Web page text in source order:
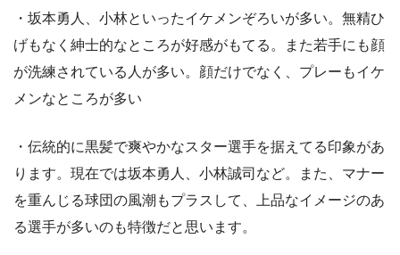
・坂本勇人、小林といったイケメンぞろいが多い。無精ひ
げもなく紳士的なところが好感がもてる。また若手にも顔
が洗練されている人が多い。顔だけでなく、プレーもイケ
メンなところが多い
・伝統的に黒髪で爽やかなスター選手を据えてる印象があ
ります。現在では坂本勇人、小林誠司など。また、マナー
を重んじる球団の風潮もプラスして、上品なイメージのあ
る選手が多いのも特徴だと思います。